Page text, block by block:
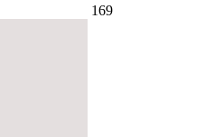
169